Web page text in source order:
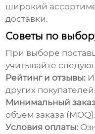
широкий
доставки.
Советы по
При выборе
учитывайте
Рейтинг и отзывы:
других покупателей.
Минимальный
объем заказа (MOQ).
Условия оплаты: